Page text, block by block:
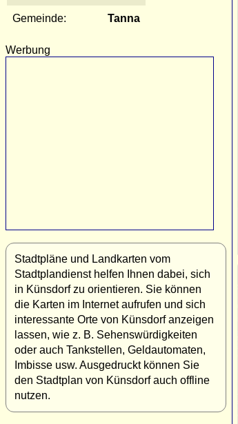
Gemeinde: Tanna
Werbung
Stadtpläne und Landkarten vom
Stadtplandienst helfen Ihnen dabei, sich
in Künsdorf zu orientieren. Sie können
die Karten im Internet aufrufen und sich
interessante Orte von Künsdorf anzeigen
lassen, wie z. B. Sehenswürdigkeiten
oder auch Tankstellen, Geldautomaten,
Imbisse usw. Ausgedruckt können Sie
den Stadtplan von Künsdorf auch offline
nutzen.